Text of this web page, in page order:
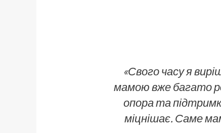
«Свого часу я
мамою вже багато
опора та
міцнішає. Саме